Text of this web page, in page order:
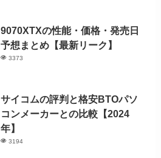
9070XTXの性能・価格・発売日
予想まとめ【最新リーク】
3373
サイコムの評判と格安BTOパソ
コンメーカーとの比較【2024
年】
3194